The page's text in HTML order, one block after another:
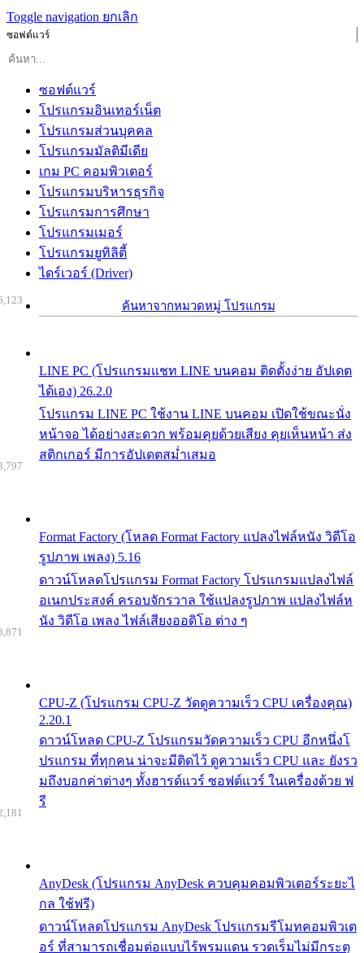
Toggle navigation ยกเลิก
ซอฟต์แวร์
ซอฟต์แวร์
โปรแกรมอินเทอร์เน็ต
โปรแกรมส่วนบุคคล
โปรแกรมมัลติมีเดีย
เกม PC คอมพิวเตอร์
โปรแกรมบริหารธุรกิจ
โปรแกรมการศึกษา
โปรแกรมเมอร์
โปรแกรมยูทิลิตี้
ไดร์เวอร์ (Driver)
ค้นหาจากหมวดหมู่ โปรแกรม
LINE PC (โปรแกรมแชท LINE บนคอม ติดตั้งง่าย อัปเดต
ได้เอง) 26.2.0
โปรแกรม LINE PC ใช้งาน LINE บนคอม เปิดใช้ขณะนั่ง
หน้าจอ ได้อย่างสะดวก พร้อมคุยด้วยเสียง คุยเห็นหน้า ส่ง
สติกเกอร์ มีการอัปเดตสม่ำเสมอ
Format Factory (โหลด Format Factory แปลงไฟล์หนัง วิดีโอ
รูปภาพ เพลง) 5.16
ดาวน์โหลดโปรแกรม Format Factory โปรแกรมแปลงไฟล์
อเนกประสงค์ ครอบจักรวาล ใช้แปลงรูปภาพ แปลงไฟล์ห
นัง วิดีโอ เพลง ไฟล์เสียงออดิโอ ต่าง ๆ
CPU-Z (โปรแกรม CPU-Z วัดดูความเร็ว CPU เครื่องคุณ)
2.20.1
ดาวน์โหลด CPU-Z โปรแกรมวัดความเร็ว CPU อีกหนึ่งโ
ปรแกรม ที่ทุกคน น่าจะมีติดไว้ ดูความเร็ว CPU และ ยังรว
มถึงบอกค่าต่างๆ ทั้งฮารด์แวร์ ซอฟต์แวร์ ในเครื่องด้วย ฟ
รี
AnyDesk (โปรแกรม AnyDesk ควบคุมคอมพิวเตอร์ระยะไ
กล ใช้ฟรี)
ดาวน์โหลดโปรแกรม AnyDesk โปรแกรมรีโมทคอมพิวเต
อร์ ที่สามารถเชื่อมต่อแบบไร้พรมแดน รวดเร็มไม่มีกระตุ